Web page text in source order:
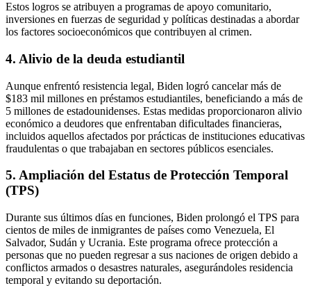
Estos logros se atribuyen a programas de apoyo comunitario,
inversiones en fuerzas de seguridad y políticas destinadas a abordar
los factores socioeconómicos que contribuyen al crimen.
4. Alivio de la deuda estudiantil
Aunque enfrentó resistencia legal, Biden logró cancelar más de
$183 mil millones en préstamos estudiantiles, beneficiando a más de
5 millones de estadounidenses. Estas medidas proporcionaron alivio
económico a deudores que enfrentaban dificultades financieras,
incluidos aquellos afectados por prácticas de instituciones educativas
fraudulentas o que trabajaban en sectores públicos esenciales.
5. Ampliación del Estatus de Protección Temporal
(TPS)
Durante sus últimos días en funciones, Biden prolongó el TPS para
cientos de miles de inmigrantes de países como Venezuela, El
Salvador, Sudán y Ucrania. Este programa ofrece protección a
personas que no pueden regresar a sus naciones de origen debido a
conflictos armados o desastres naturales, asegurándoles residencia
temporal y evitando su deportación.